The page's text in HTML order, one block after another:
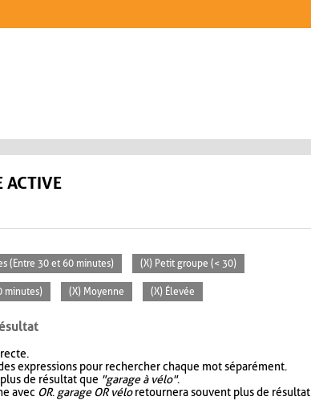
ACTIVE
(Entre 30 et 60 minutes) (X) Petit groupe (< 30)
minutes) (X) Moyenne (X) Élevée
expressions pour rechercher chaque mot séparément.
de résultat que "garage à vélo".
avec OR. garage OR véloretournera souvent plus de résultat